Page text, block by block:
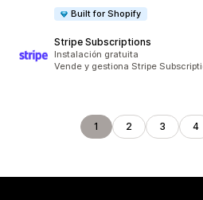
Built for Shopify
Stripe Subscriptions
Instalación gratuita
Vende y gestiona Stripe
1 2 3 4